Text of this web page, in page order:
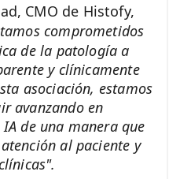
CMO de Histofy,
comprometidos
de la patología a
y clínicamente
asociación, estamos
avanzando en
de una manera que
al paciente y